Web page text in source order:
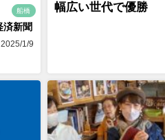
船橋
済新聞
2025/1/9
幅広い世代で優勝